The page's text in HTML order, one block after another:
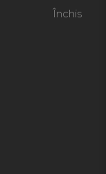
Închis